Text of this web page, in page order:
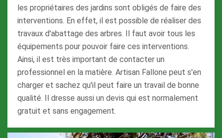
les propriétaires des jardins sont obligés de faire des
interventions. En effet, il est possible de réaliser des
travaux d'abattage des arbres. Il faut avoir tous les
équipements pour pouvoir faire ces interventions.
Ainsi, il est très important de contacter un
professionnel en la matière. Artisan Fallone peut s'en
charger et sachez qu'il peut faire un travail de bonne
qualité. Il dresse aussi un devis qui est normalement
gratuit et sans engagement.